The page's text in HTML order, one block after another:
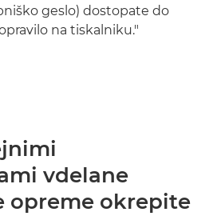
geslo) dostopate do
na tiskalniku."
vdelane
opreme okrepite